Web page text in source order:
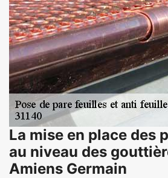
La mise en place des
au niveau des
Amiens Germain